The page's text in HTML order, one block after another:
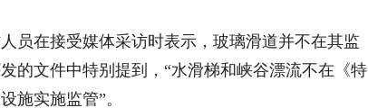
在接受媒体采访时表示，玻璃滑道并不在其监
的文件中特别提到，“水滑梯和峡谷漂流不在《特
施实施监管”。